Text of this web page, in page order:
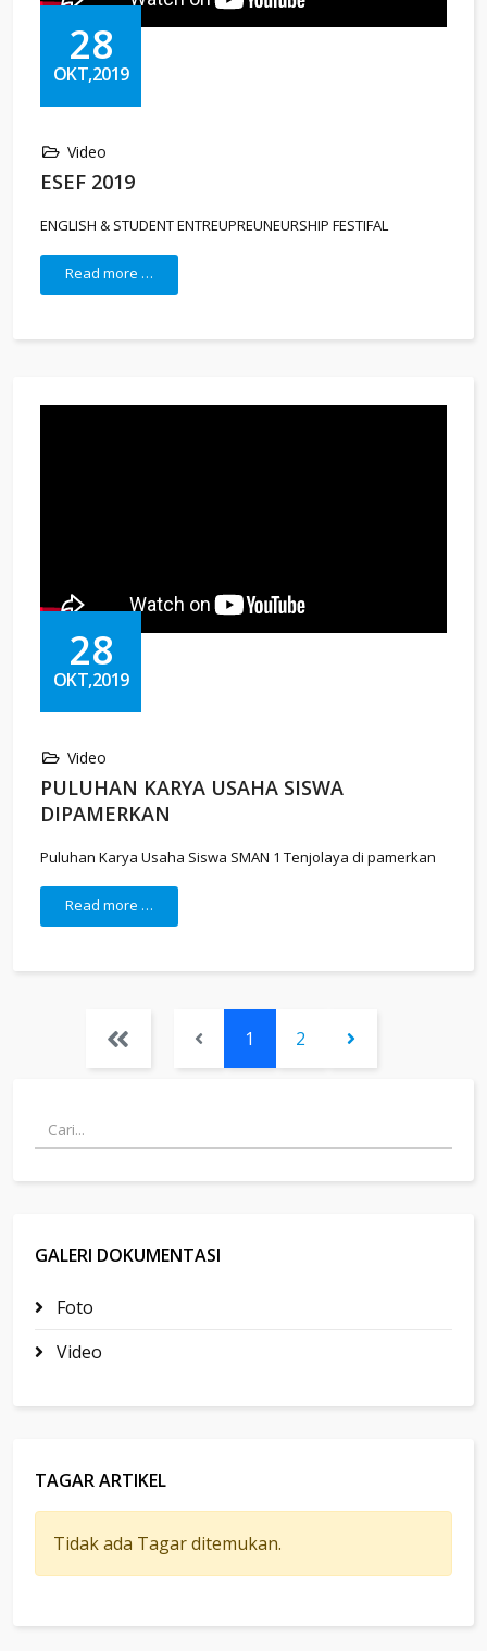
28
OKT,2019
Video
ESEF 2019
ENGLISH & STUDENT ENTREUPREUNEURSHIP FESTIFAL
Read more …
28
OKT,2019
Video
PULUHAN KARYA USAHA SISWA
DIPAMERKAN
Puluhan Karya Usaha Siswa SMAN 1 Tenjolaya di pamerkan
Read more …
1 2
GALERI DOKUMENTASI
Foto
Video
TAGAR ARTIKEL
Tidak ada Tagar ditemukan.